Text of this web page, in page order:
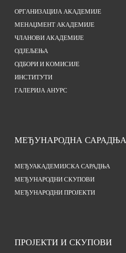
ОРГАНИЗАЦИЈА АКАДЕМИЈЕ
МЕНАЏМЕНТ АКАДЕМИЈЕ
ЧЛАНОВИ АКАДЕМИЈЕ
ОДЈЕЉЕЊА
ОДБОРИ И КОМИСИЈЕ
ИНСТИТУТИ
ГАЛЕРИЈА АНУРС
МЕЂУНАРОДНА САРАДЊА
МЕЂУАКАДЕМИЈСКА САРАДЊА
МЕЂУНАРОДНИ СКУПОВИ
МЕЂУНАРОДНИ ПРОЈЕКТИ
ПРОЈЕКТИ И СКУПОВИ